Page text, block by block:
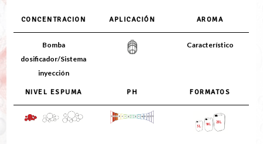
CONCENTRACION APLICACIÓN AROMA
Bomba
dosificador/Sistema
inyección
Característico
NIVEL ESPUMA PH FORMATOS